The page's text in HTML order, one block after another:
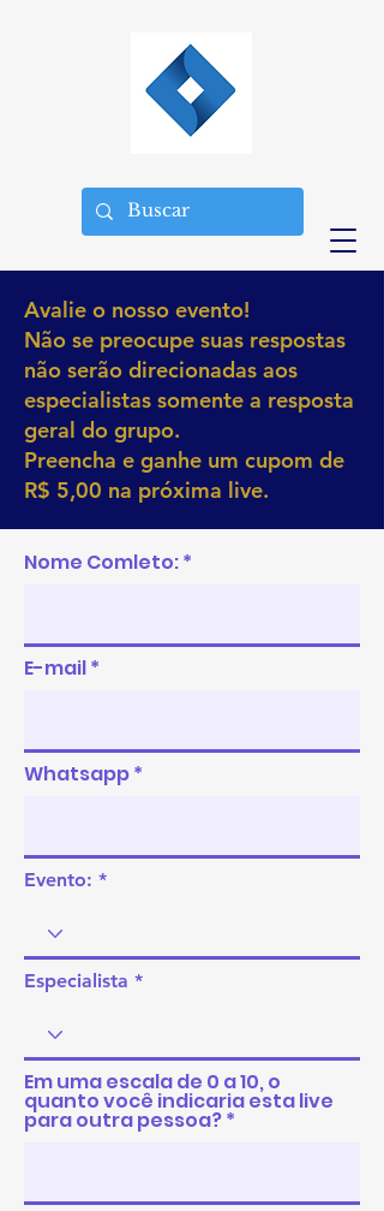
Avalie o nosso evento!
Não se preocupe suas respostas
não serão direcionadas aos
especialistas somente a resposta
geral do grupo.
Preencha e ganhe um cupom de
R$ 5,00 na próxima live.
Nome Comleto:
E-mail
Whatsapp
Evento:
Especialista
Em uma escala de 0 a 10, o
quanto você indicaria esta live
para outra pessoa?